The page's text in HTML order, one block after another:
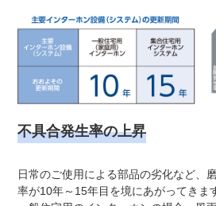
不具合発生率の上昇
日常のご使用による部品の劣化など、
率が10年～15年目を境にあがってきま